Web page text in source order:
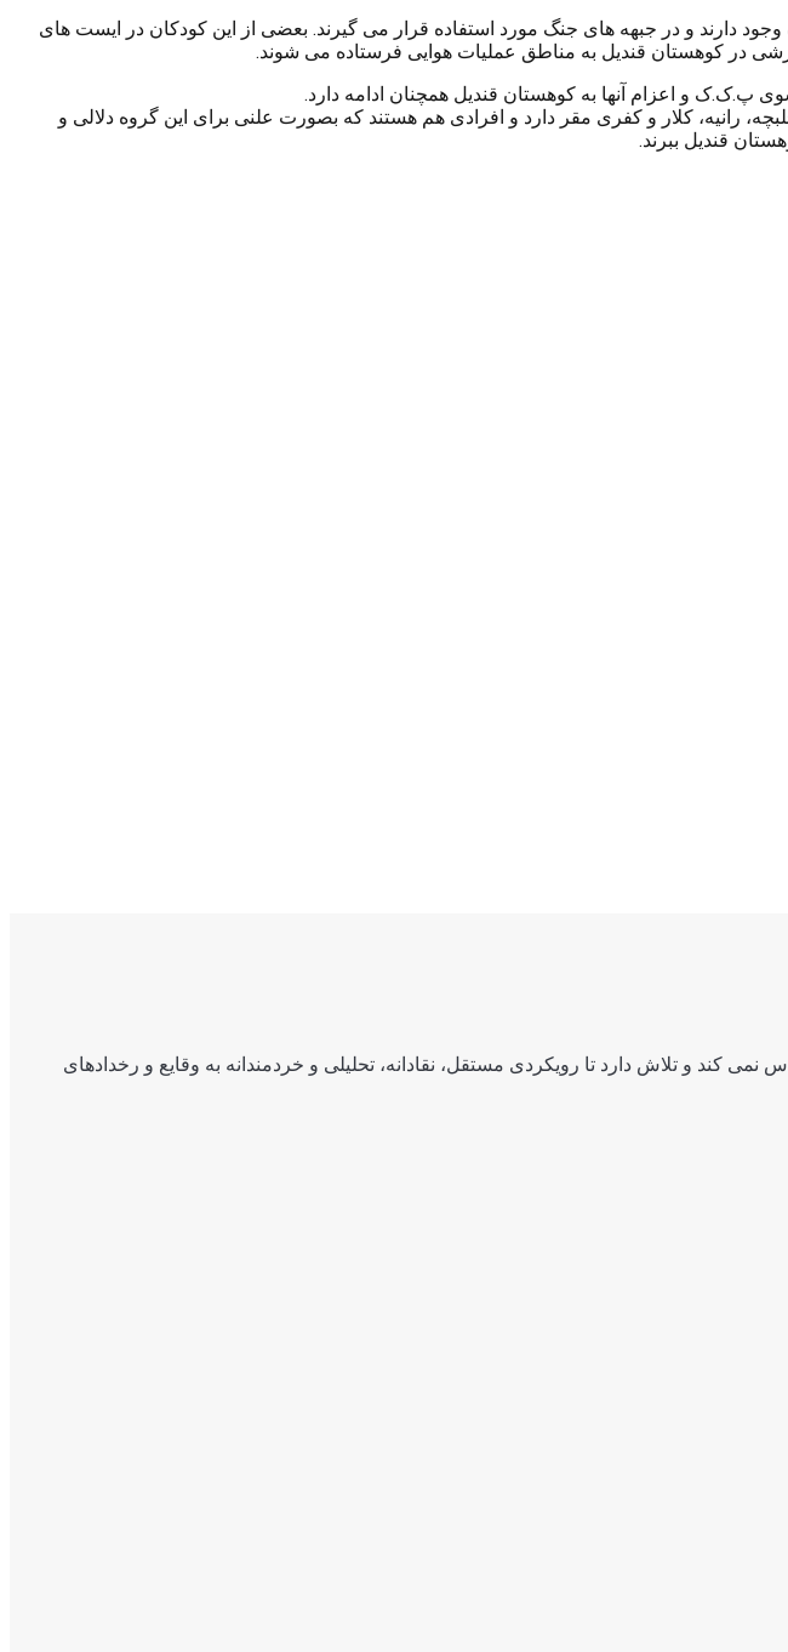
ویژه کودکان وابسته به دیده بان حقوق بشر کودکان زیر ۱۵ سال در پ ک ک وجود دارند و در جبهه های جنگ مورد استفاده قرار می گیرند. بعضی از این کودکان در ایست های
در کوهستان قندیل به مناطق عملیات هوایی فرستاده می شوند.
و اعزام آنها به کوهستان قندیل همچنان ادامه دارد.
کلار و کفری مقر دارد و افرادی هم هستند که بصورت علنی برای این گروه دلالی و
قندیل ببرند.
کند و تلاش دارد تا رویکردی مستقل، نقادانه، تحلیلی و خردمندانه به وقایع و رخدادهای